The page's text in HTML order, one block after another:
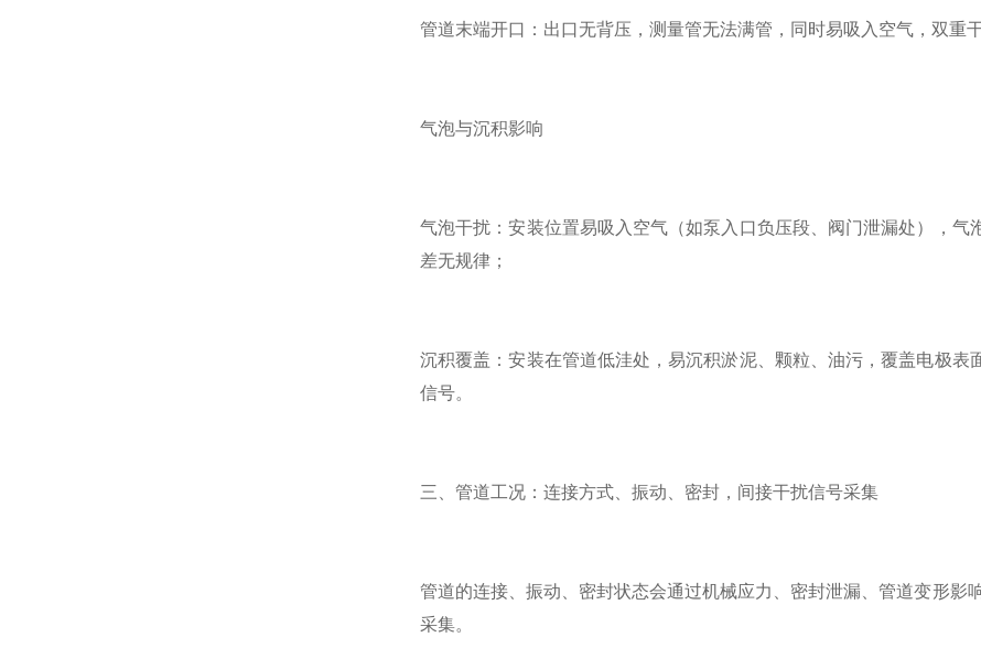
管道末端开口：出口无背压，测量管无法满管，同时易吸入空气，双重干
气泡与沉积影响
气泡干扰：安装位置易吸入空气（如泵入口负压段、阀门泄漏处），
差无规律；
沉积覆盖：安装在管道低洼处，易沉积淤泥、颗粒、油污，覆盖电极
信号。
三、管道工况：连接方式、振动、密封，间接干扰信号采集
管道的连接、振动、密封状态会通过机械应力、密封泄漏、管道变形
采集。